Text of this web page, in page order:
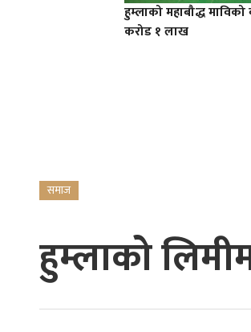
हुम्लाको महाबौद्ध माविको
करोड १ लाख
समाज
हुम्लाको